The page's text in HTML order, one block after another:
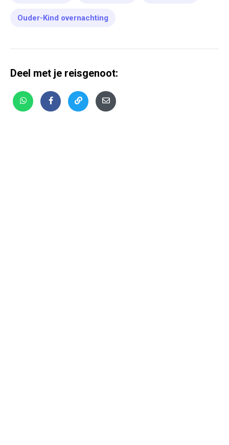
Ouder-Kind overnachting
Deel met je reisgenoot: